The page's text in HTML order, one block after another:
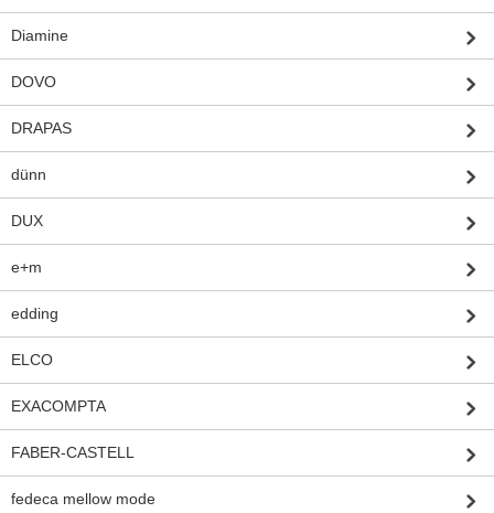
Diamine
DOVO
DRAPAS
dünn
DUX
e+m
edding
ELCO
EXACOMPTA
FABER-CASTELL
fedeca mellow mode